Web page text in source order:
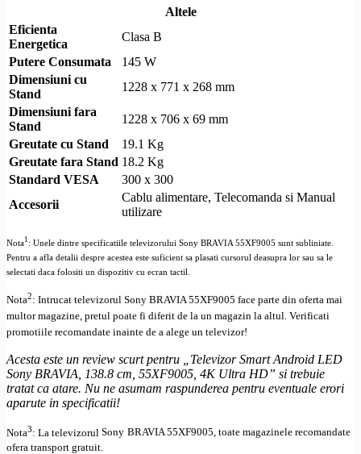
Altele
Eficienta
Energetica
Clasa B
Putere Consumata
145 W
Dimensiuni cu
Stand
1228 x 771 x 268 mm
Dimensiuni fara
Stand
1228 x 706 x 69 mm
Greutate cu Stand
19.1 Kg
Greutate fara Stand 18.2 Kg
Standard VESA
300 x 300
Accesorii
Cablu alimentare, Telecomanda si Manual
utilizare
Nota1 : Unele dintre specificatiile televizorului Sony BRAVIA 55XF9005 sunt subliniate.
Pentru a afla detalii despre acestea este suficient sa plasati cursorul deasupra lor sau sa le
selectati daca folositi un dispozitiv cu ecran tactil.
Nota2: Intrucat televizorul Sony BRAVIA 55XF9005 face parte din oferta mai
multor magazine, pretul poate fi diferit de la un magazin la altul. Verificati
promotiile recomandate inainte de a alege un televizor!
Acesta este un review scurt pentru „ Televizor SmartAndroid LED
Sony BRAVIA, 138.8 cm, 55XF9005, 4K Ultra HD” si trebuie
tratat ca atare. Nu ne asumam raspunderea pentru eventuale erori
aparute in specificatii!
Nota3: La televizorul Sony BRAVIA 55XF9005, toate magazinele recomandate
ofera transport gratuit.